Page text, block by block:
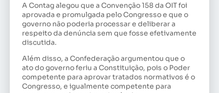
A Contag alegou que a Convenção 158 da OIT foi
aprovada e promulgada pelo Congresso e que o
governo não poderia processar e deliberar a
respeito da denúncia sem que fosse efetivamente
discutida.
Além disso, a Confederação argumentou que o
ato do governo feriu a Constituição, pois o Poder
competente para aprovar tratados normativos é o
Congresso, e igualmente competente para